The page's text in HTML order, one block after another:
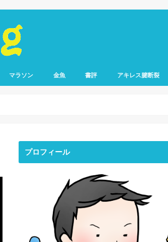
マラソン 金魚 書評 アキレス腱断裂
プロフィール